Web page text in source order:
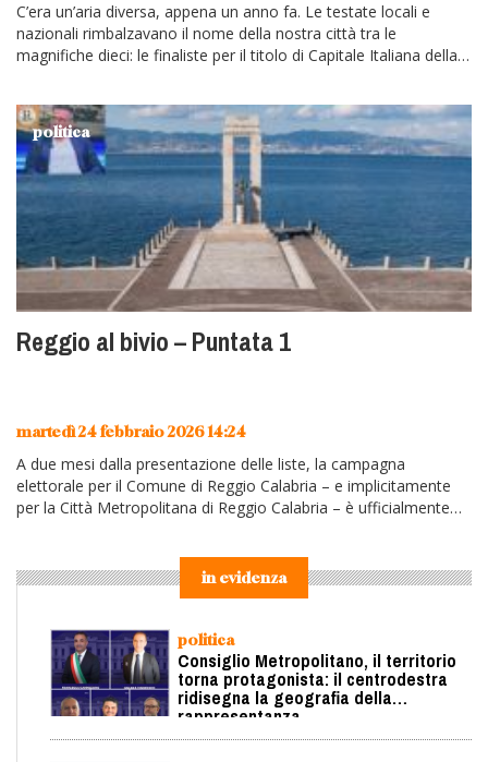
C’era un’aria diversa, appena un anno fa. Le testate locali e
nazionali rimbalzavano il nome della nostra città tra le
magnifiche dieci: le finaliste per il titolo di Capitale Italiana della…
politica
Reggio al bivio – Puntata 1
martedì 24 febbraio 2026 14:24
A due mesi dalla presentazione delle liste, la campagna
elettorale per il Comune di Reggio Calabria – e implicitamente
per la Città Metropolitana di Reggio Calabria – è ufficialmente
in evidenza
politica
Consiglio Metropolitano, il territorio
torna protagonista: il centrodestra
ridisegna la geografia della
rappresentanza